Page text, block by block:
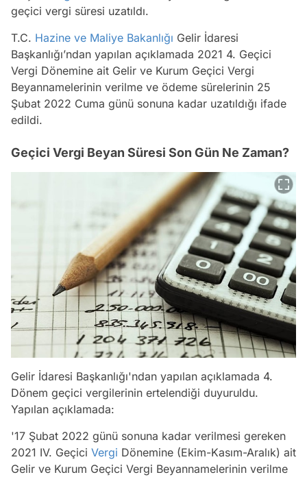
geçici vergi süresi uzatıldı.
T.C. Hazine ve Maliye Bakanlığı Gelir İdaresi
Başkanlığı’ndan yapılan açıklamada 2021 4. Geçici
Vergi Dönemine ait Gelir ve Kurum Geçici Vergi
Beyannamelerinin verilme ve ödeme sürelerinin 25
Şubat 2022 Cuma günü sonuna kadar uzatıldığı ifade
edildi.
Geçici Vergi Beyan Süresi Son Gün Ne Zaman?
Gelir İdaresi Başkanlığı'ndan yapılan açıklamada 4.
Dönem geçici vergilerinin ertelendiği duyuruldu.
Yapılan açıklamada:
'17 Şubat 2022 günü sonuna kadar verilmesi gereken
2021 IV. Geçici Vergi Dönemine (Ekim-Kasım-Aralık) ait
Gelir ve Kurum Geçici Vergi Beyannamelerinin verilme